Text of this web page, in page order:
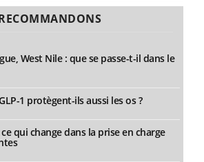
West Nile : que se passe-t-il dans le
1 protègent-ils aussi les os ?
qui change dans la prise en charge